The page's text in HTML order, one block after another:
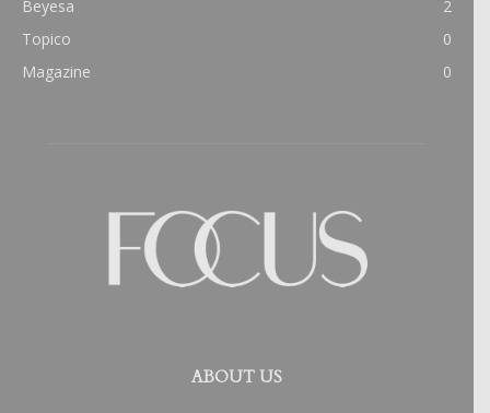
Beyesa
2
Topico
0
Magazine
0
ABOUT US